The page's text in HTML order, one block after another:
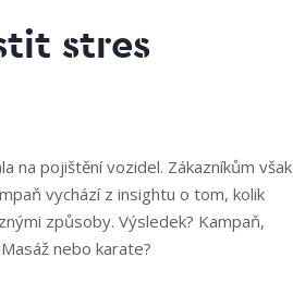
stres
na pojištění vozidel. Zákazníkům však
vychází z insightu o tom, kolik
způsoby. Výsledek? Kampaň,
nebo karate?